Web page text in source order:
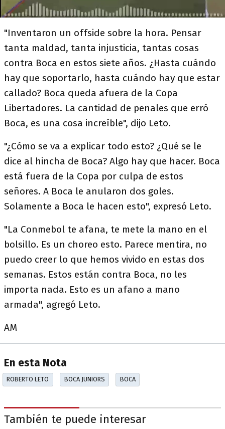
"Inventaron un offside sobre la hora. Pensar
tanta maldad, tanta injusticia, tantas cosas
contra Boca en estos siete años. ¿Hasta cuándo
hay que soportarlo, hasta cuándo hay que estar
callado? Boca queda afuera de la Copa
Libertadores. La cantidad de penales que erró
Boca, es una cosa increíble", dijo Leto.
"¿Cómo se va a explicar todo esto? ¿Qué se le
dice al hincha de Boca? Algo hay que hacer. Boca
está fuera de la Copa por culpa de estos
señores. A Boca le anularon dos goles.
Solamente a Boca le hacen esto", expresó Leto.
"La Conmebol te afana, te mete la mano en el
bolsillo. Es un choreo esto. Parece mentira, no
puedo creer lo que hemos vivido en estas dos
semanas. Estos están contra Boca, no les
importa nada. Esto es un afano a mano
armada", agregó Leto.
AM
En esta Nota
ROBERTO LETO BOCA JUNIORS BOCA
También te puede interesar